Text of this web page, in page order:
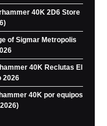
40K 2D6 Store
of Sigmar Metropolis
40K Reclutas El
2026
40K por equipos